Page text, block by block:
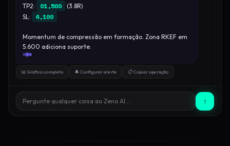
TP2:
01,500
(3.8R)
SL:
4,100
Momentum de compressão em formação. Zona RKEF em
5.600 adiciona suporte.
📊 Gráfico completo 🔔 Configurar alerta 📋 Copiar operação
↑